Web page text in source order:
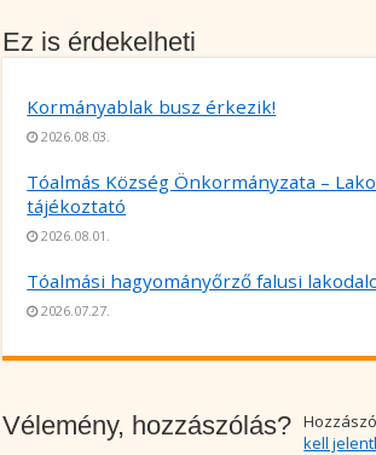
Ez is érdekelheti
Kormányablak busz érkezik!
2026.08.03.
Tóalmás Község Önkormányzata –
tájékoztató
2026.08.01.
Tóalmási hagyományőrző falusi
2026.07.27.
Vélemény, hozzászólás?
kell